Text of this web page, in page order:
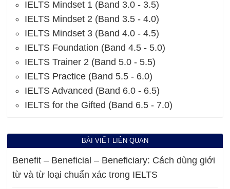
IELTS Mindset 1 (Band 3.0 - 3.5)
IELTS Mindset 2 (Band 3.5 - 4.0)
IELTS Mindset 3 (Band 4.0 - 4.5)
IELTS Foundation (Band 4.5 - 5.0)
IELTS Trainer 2 (Band 5.0 - 5.5)
IELTS Practice (Band 5.5 - 6.0)
IELTS Advanced (Band 6.0 - 6.5)
IELTS for the Gifted (Band 6.5 - 7.0)
BÀI VIẾT LIÊN QUAN
Benefit – Beneficial – Beneficiary: Cách dùng giới
từ và từ loại chuẩn xác trong IELTS